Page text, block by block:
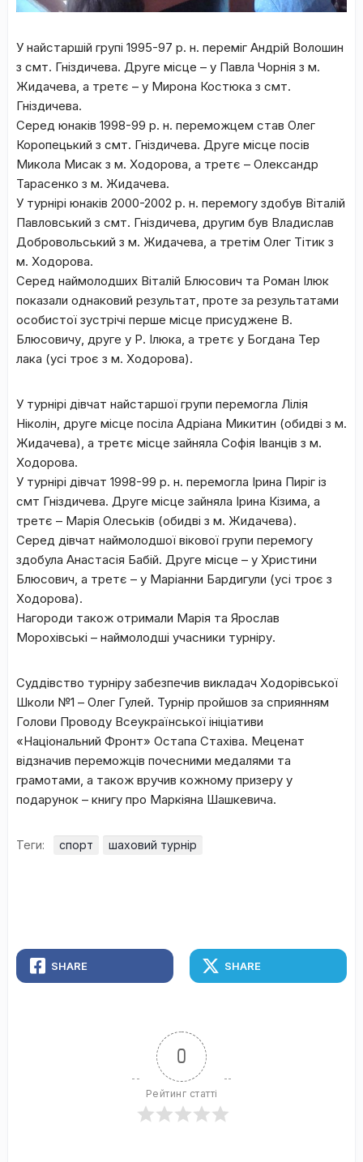
У найстаршій групі 1995-97 р. н. переміг Андрій Волошин
з смт. Гніздичева. Друге місце – у Павла Чорнія з м.
Жидачева, а третє – у Мирона Костюка з смт.
Гніздичева.
Серед юнаків 1998-99 р. н. переможцем став Олег
Коропецький з смт. Гніздичева. Друге місце посів
Микола Мисак з м. Ходорова, а третє – Олександр
Тарасенко з м. Жидачева.
У турнірі юнаків 2000-2002 р. н. перемогу здобув Віталій
Павловський з смт. Гніздичева, другим був Владислав
Добровольський з м. Жидачева, а третім Олег Тітик з
м. Ходорова.
Серед наймолодших Віталій Блюсович та Роман Ілюк
показали однаковий результат, проте за результатами
особистої зустрічі перше місце присуджене В.
Блюсовичу, друге у Р. Ілюка, а третє у Богдана Тер
лака (усі троє з м. Ходорова).
У турнірі дівчат найстаршої групи перемогла Лілія
Ніколін, друге місце посіла Адріана Микитин (обидві з м.
Жидачева), а третє місце зайняла Софія Іванців з м.
Ходорова.
У турнірі дівчат 1998-99 р. н. перемогла Ірина Пиріг із
смт Гніздичева. Друге місце зайняла Ірина Кізима, а
третє – Марія Олеськів (обидві з м. Жидачева).
Серед дівчат наймолодшої вікової групи перемогу
здобула Анастасія Бабій. Друге місце – у Христини
Блюсович, а третє – у Маріанни Бардигули (усі троє з
Ходорова).
Нагороди також отримали Марія та Ярослав
Морохівські – наймолодші учасники турніру.
Суддівство турніру забезпечив викладач Ходорівської
Школи №1 – Олег Гулей. Турнір пройшов за сприянням
Голови Проводу Всеукраїнської ініціативи
«Національний Фронт» Остапа Стахіва. Меценат
відзначив переможців почесними медалями та
грамотами, а також вручив кожному призеру у
подарунок – книгу про Маркіяна Шашкевича.
Теги: спорт шаховий турнір
SHARE SHARE
0
Рейтинг статті